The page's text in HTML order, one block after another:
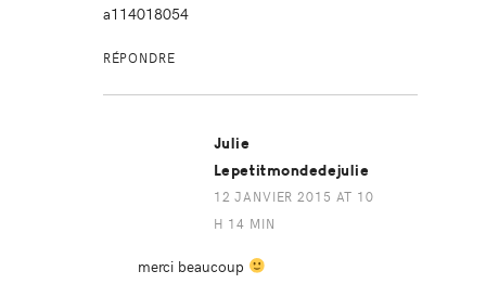
a114018054
RÉPONDRE
Julie
Lepetitmondedejulie
12 JANVIER 2015 AT 10
H 14 MIN
merci beaucoup